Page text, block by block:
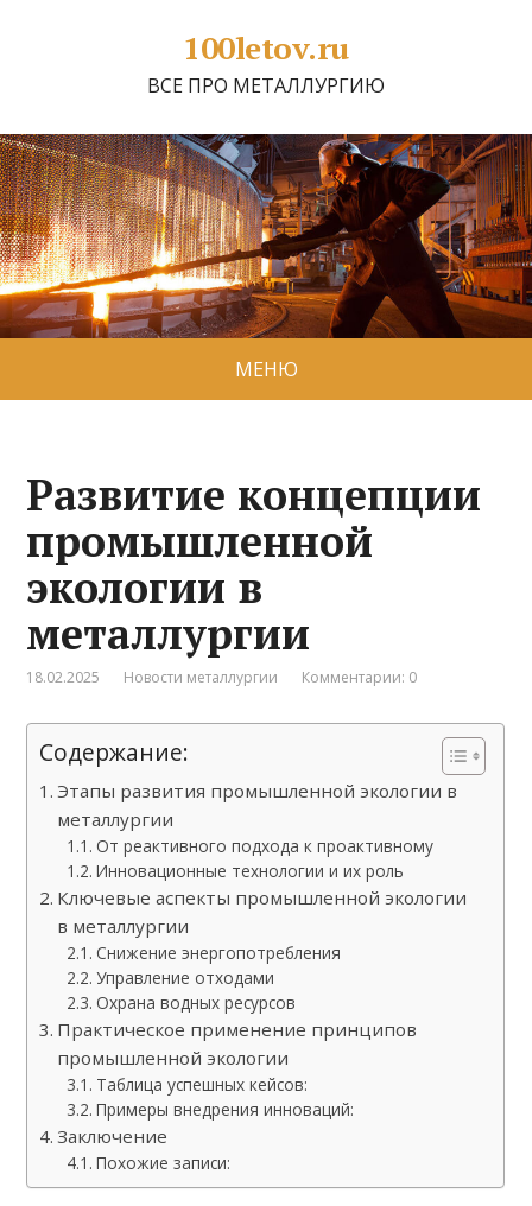
100letov.ru
ВСЕ ПРО МЕТАЛЛУРГИЮ
МЕНЮ
Развитие концепции
промышленной
экологии в
металлургии
18.02.2025 Новости металлургии Комментарии: 0
Содержание:
Этапы развития промышленной экологии в
металлургии
От реактивного подхода к проактивному
Инновационные технологии и их роль
Ключевые аспекты промышленной экологии
в металлургии
Снижение энергопотребления
Управление отходами
Охрана водных ресурсов
Практическое применение принципов
промышленной экологии
Таблица успешных кейсов:
Примеры внедрения инноваций:
Заключение
Похожие записи: